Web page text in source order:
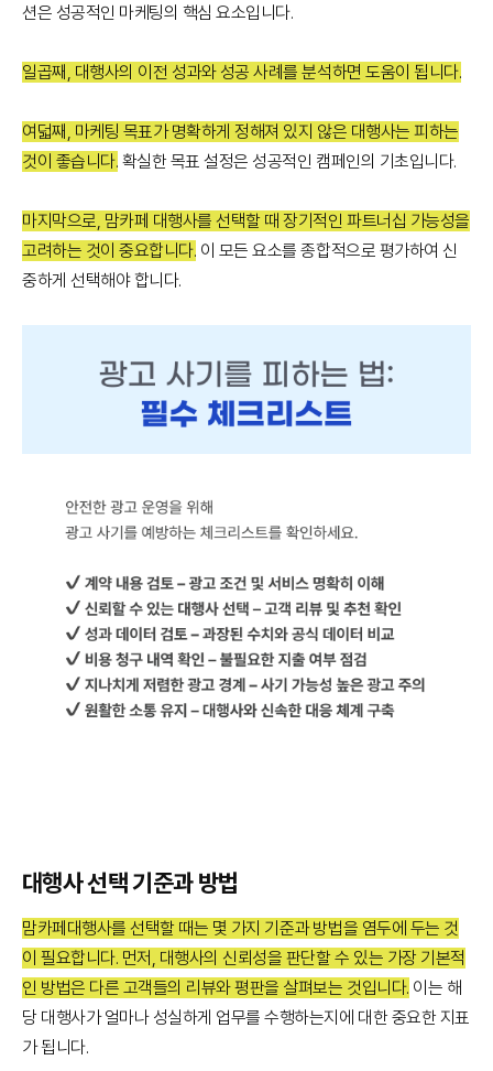
션은 성공적인 마케팅의 핵심 요소입니다.
일곱째, 대행사의 이전 성과와 성공 사례를 분석하면 도움이 됩니다.
여덟째, 마케팅 목표가 명확하게 정해져 있지 않은 대행사는 피하는
것이 좋습니다. 확실한 목표 설정은 성공적인 캠페인의 기초입니다.
마지막으로, 맘카페 대행사를 선택할 때 장기적인 파트너십 가능성을
고려하는 것이 중요합니다. 이 모든 요소를 종합적으로 평가하여 신
중하게 선택해야 합니다.
대행사 선택 기준과 방법
맘카페대행사를 선택할 때는 몇 가지 기준과 방법을 염두에 두는 것
이 필요합니다. 먼저, 대행사의 신뢰성을 판단할 수 있는 가장 기본적
인 방법은 다른 고객들의 리뷰와 평판을 살펴보는 것입니다. 이는 해
당 대행사가 얼마나 성실하게 업무를 수행하는지에 대한 중요한 지표
가 됩니다.